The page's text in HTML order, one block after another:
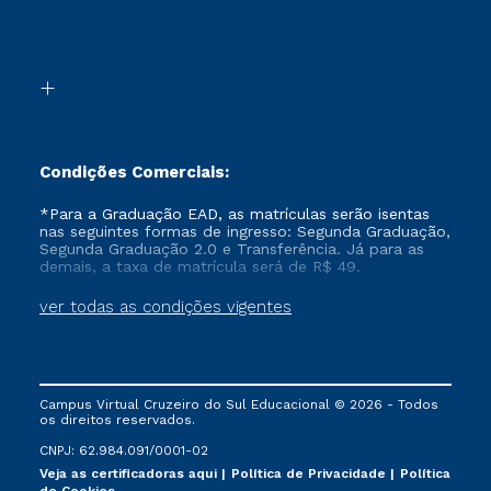
Formação Pedagógica - R2
Condições Comerciais:
ver todas as condições vigentes
*Para a Graduação EAD, as matrículas serão isentas
nas seguintes formas de ingresso: Segunda Graduação,
Segunda Graduação 2.0 e Transferência. Já para as
demais, a taxa de matrícula será de R$ 49.
Campus Virtual Cruzeiro do Sul Educacional © 2026 - Todos
os direitos reservados.
CNPJ: 62.984.091/0001-02
Veja as certificadoras aqui
Política de Privacidade
Política